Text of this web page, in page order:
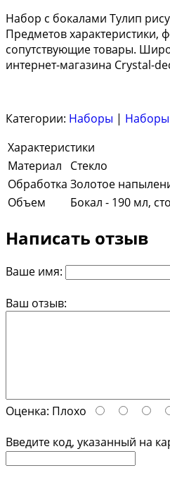
Набор с бокалами Тулип
Предметов характеристики,
сопутствующие товары.
интернет-магазина Crystal-
Категории: Наборы | Наборы
Характеристики
Материал
Стекло
Обработка Золотое
Объем
Бокал - 190 мл,
Написать отзыв
Ваше имя:
Ваш отзыв:
Оценка: Плохо
Введите код, указанный на